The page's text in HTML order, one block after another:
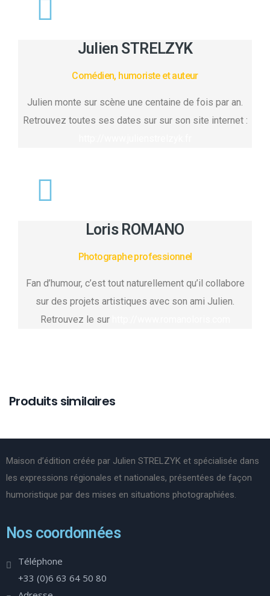
Julien STRELZYK
Comédien, humoriste et auteur
Julien monte sur scène une centaine de fois par an.
Retrouvez toutes ses dates sur sur son site internet :
Loris ROMANO
Photographe professionnel
Fan d’humour, c’est tout naturellement qu’il collabore
sur des projets artistiques avec son ami Julien.
Retrouvez le sur
Produits similaires
Maison d’édition créée par Julien STRELZYK et spécialisée dans
les expressions régionales et nationales, présentées de façon
humoristique par des mises en situations photographiées.
Nos coordonnées
Téléphone
+33 (0)6 63 64 50 80